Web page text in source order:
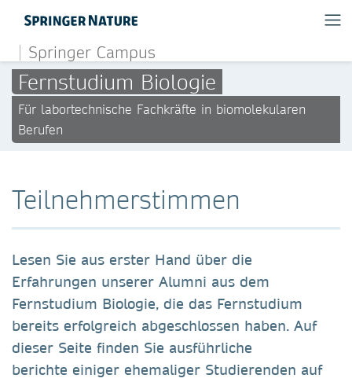
Springer Campus
Fernstudium Biologie
Für labortechnische Fachkräfte in biomolekularen
Berufen
Teilnehmerstimmen
Lesen Sie aus erster Hand über die
Erfahrungen unserer Alumni aus dem
Fernstudium Biologie, die das Fernstudium
bereits erfolgreich abgeschlossen haben. Auf
dieser Seite finden Sie ausführliche
berichte einiger ehemaliger Studierenden auf